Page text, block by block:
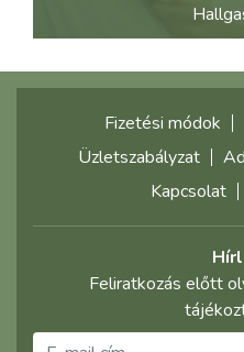
Fizetési módok
Üzletszabályzat
Kapcsolat
Feliratkozás előtt